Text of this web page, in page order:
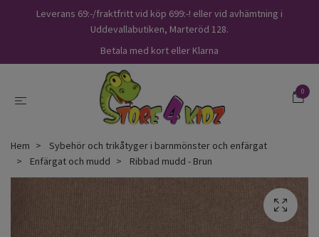
Leverans 69:-/fraktfritt vid köp 699:-! eller vid avhämtning i
Uddevallabutiken, Marteröd 128.
Betala med kort eller Klarna
0
Hem
Sybehör och trikåtyger i barnmönster och enfärgat
Enfärgat och mudd
Ribbad mudd - Brun